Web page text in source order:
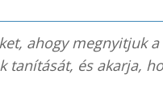
ahogy megnyitjuk a
tanítását, és akarja,